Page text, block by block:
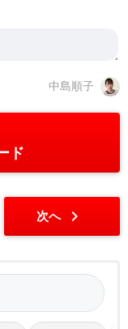
中島順子
ド
次へ chevron_right